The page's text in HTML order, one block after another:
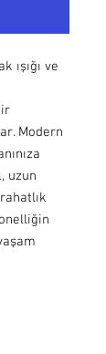
ışığı ve
Modern
uzun